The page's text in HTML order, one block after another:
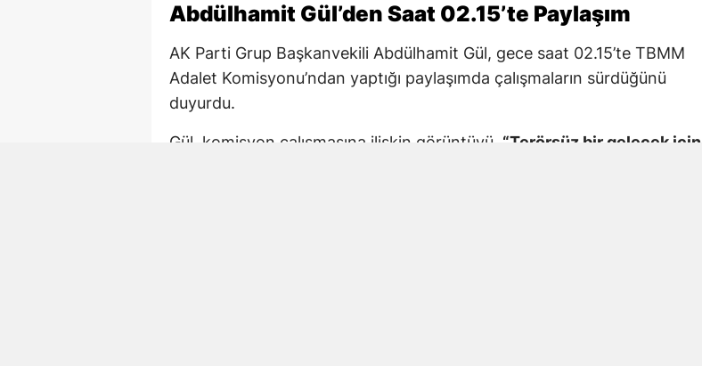
Abdülhamit Gül’den Saat 02.15’te Paylaşım
AK Parti Grup Başkanvekili Abdülhamit Gül, gece saat 02.15’te TBMM
Adalet Komisyonu’ndan yaptığı paylaşımda çalışmaların sürdüğünü
duyurdu.
Gül, komisyon çalışmasına ilişkin görüntüyü, “Terörsüz bir gelecek için